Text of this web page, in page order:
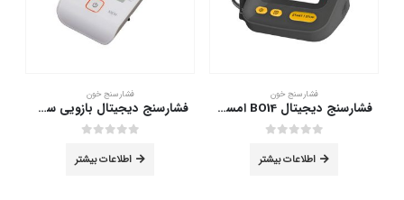
فشارسنج خون
فشارسنج دیجیتال BO14 امسیگ
اطلاعات بیشتر
فشارسنج خون
فشارسنج دیجیتال بازویی سخنگو گلامور مدل PG-800B28
اطلاعات بیشتر